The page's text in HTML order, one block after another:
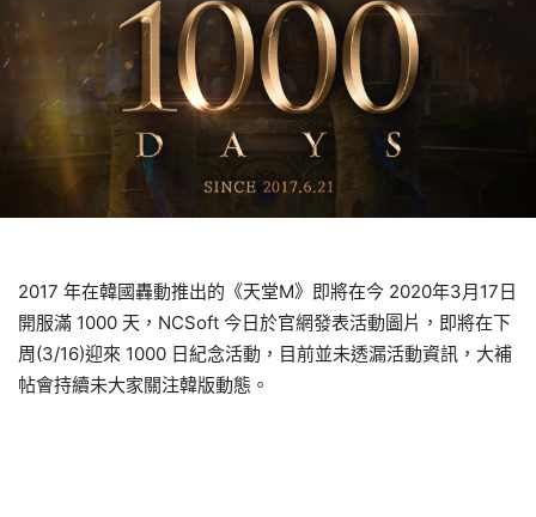
2017 年在韓國轟動推出的《天堂M》即將在今 2020年3月17日
開服滿 1000 天，NCSoft 今日於官網發表活動圖片，即將在下
周(3/16)迎來 1000 日紀念活動，目前並未透漏活動資訊，大補
帖會持續未大家關注韓版動態。